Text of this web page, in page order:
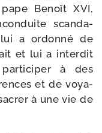
Benoît XVI,
scan­da­
a ordon­né de
et lui a inter­dit
à des
et de voya­
à une vie de